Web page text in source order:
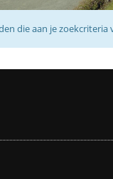
die aan je zoekcriteria